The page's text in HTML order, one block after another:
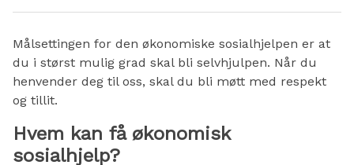
Målsettingen for den økonomiske sosialhjelpen er at
du i størst mulig grad skal bli selvhjulpen. Når du
henvender deg til oss, skal du bli møtt med respekt
og tillit.
Hvem kan få økonomisk
sosialhjelp?